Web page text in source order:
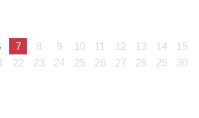
карусель і закупити іграшки: у
громаду повертається
воїн
7 8 9 10 11 12 13 14
15
22 23 24 25 26 27 28 29
30